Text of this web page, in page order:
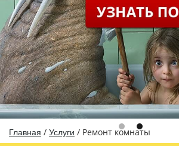
Главная / Услуги / Ремонт комнаты